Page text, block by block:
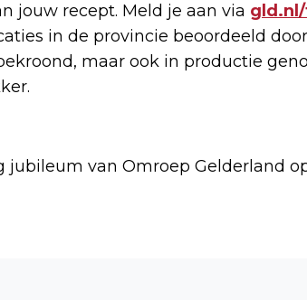
jouw recept. Meld je aan via
in de provincie beoordeeld
maar ook in productie
van Omroep Gelderland